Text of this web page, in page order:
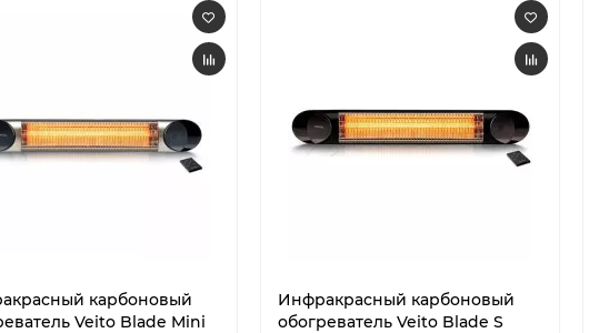
карбоновый
Veito Blade Mini
Инфракрасный карбоновый
обогреватель Veito Blade S